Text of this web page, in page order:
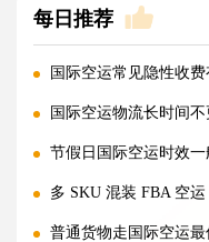
每日推荐
国际空运常见隐性收费有
国际空运物流长时间不更新
节假日国际空运时效一
多 SKU 混装 FBA 空运，包
普通货物走国际空运最低